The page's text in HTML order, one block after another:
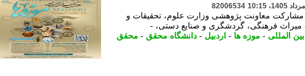
82006534
مشارکت معاونت پژوهشی وزارت علوم، تحقیقات و
میراث فرهنگی، گردشگری و صنایع دستی، -
المللی - موزه ها - اردبیل - دانشگاه محقق - محقق